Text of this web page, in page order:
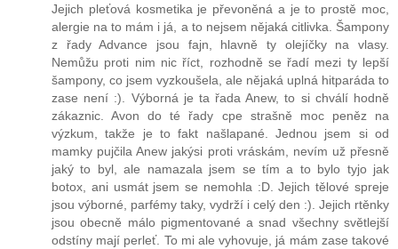
Jejich pleťová kosmetika je převoněná a je to prostě moc,
alergie na to mám i já, a to nejsem nějaká citlivka. Šampony
z řady Advance jsou fajn, hlavně ty olejíčky na vlasy.
Nemůžu proti nim nic říct, rozhodně se řadí mezi ty lepší
šampony, co jsem vyzkoušela, ale nějaká uplná hitparáda to
zase není :). Výborná je ta řada Anew, to si chválí hodně
zákaznic. Avon do té řady cpe strašně moc peněz na
výzkum, takže je to fakt našlapané. Jednou jsem si od
mamky pujčila Anew jakýsi proti vráskám, nevím už přesně
jaký to byl, ale namazala jsem se tím a to bylo tyjo jak
botox, ani usmát jsem se nemohla :D. Jejich tělové spreje
jsou výborné, parfémy taky, vydrží i celý den :). Jejich rtěnky
jsou obecně málo pigmentované a snad všechny světlejší
odstíny mají perleť. To mi ale vyhovuje, já mám zase takové